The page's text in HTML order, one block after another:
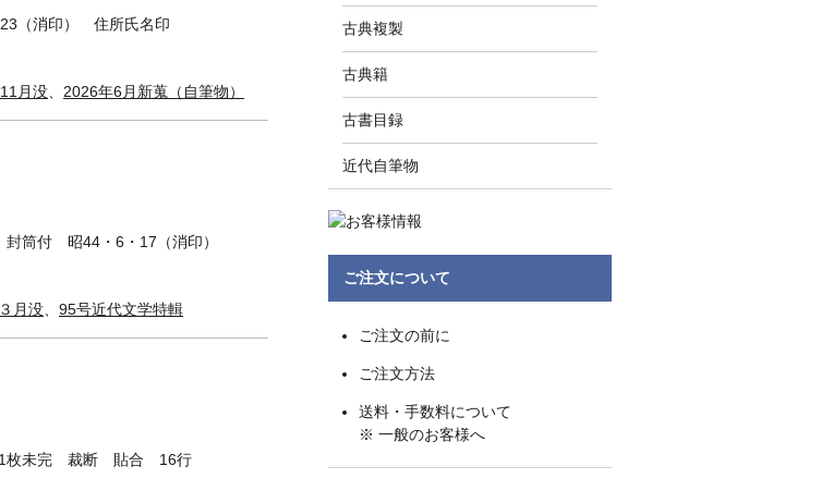
（消印） 住所氏名印
11月没 2026年6月新蒐（自筆物）
筒付 昭44・6・17（消印）
３月没 95号近代文学特輯
1枚未完 裁断 貼合 16行
古典複製
古典籍
古書目録
近代自筆物
ご注文について
ご注文の前に
ご注文方法
送料・手数料について
※ 一般のお客様へ